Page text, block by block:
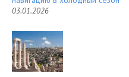
03.01.2026